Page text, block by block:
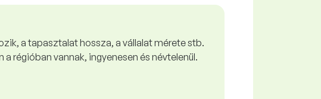
a tapasztalat hossza, a vállalat mérete stb.
régióban vannak, ingyenesen és névtelenül.